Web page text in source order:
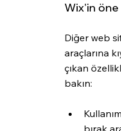
Wix'in öne
Diğer web
araçlarına
çıkan
bakın: